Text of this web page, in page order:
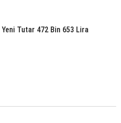
Tutar 472 Bin 653 Lira